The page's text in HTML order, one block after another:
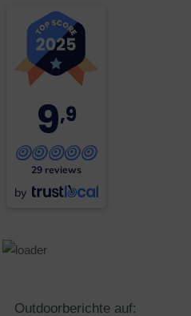
9,9
29 reviews
by
Outdoorberichte auf: